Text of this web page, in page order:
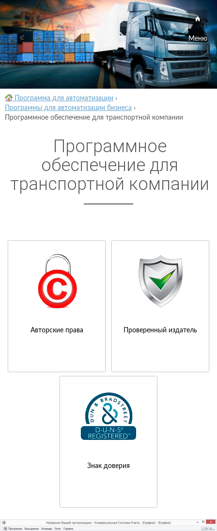
Меню
Программа для автоматизации ›
Программы для автоматизации бизнеса ›
Программное обеспечение для транспортной компании
Программное
обеспечение для
транспортной компании
Авторские права Проверенный издатель
Знак доверия